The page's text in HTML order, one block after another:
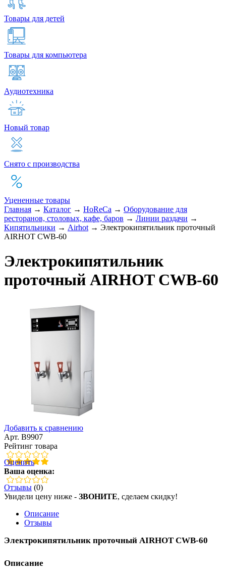
Товары для детей
Товары для компьютера
Аудиотехника
Новый товар
Снято с производства
Уцененные товары
Главная → Каталог → HoReCa → Оборудование для
ресторанов, столовых, кафе, баров → Линии раздачи →
Кипятильники → Airhot → Электрокипятильник проточный
AIRHOT CWB-60
Электрокипятильник
проточный AIRHOT CWB-60
Добавить к сравнению
Арт. B9907
Рейтинг товара
Оценить
Ваша оценка:
Отзывы (0)
Увидели цену ниже - ЗВОНИТЕ, сделаем скидку!
Описание
Отзывы
Электрокипятильник проточный AIRHOT CWB-60
Описание